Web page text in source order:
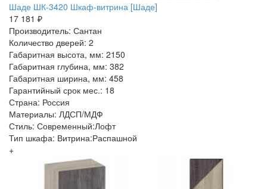
Шаде ШК-3420 Шкаф-витрина [Шаде]
17 181 ₽
Производитель: Сантан
Количество дверей: 2
Габаритная высота, мм: 2150
Габаритная глубина, мм: 382
Габаритная ширина, мм: 458
Гарантийный срок мес.: 18
Страна: Россия
Материалы: ЛДСП/МДФ
Стиль: Современный:Лофт
Тип шкафа: Витрина:Распашной
+